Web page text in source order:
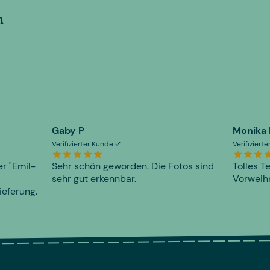
"Emil-
Gaby P
Verifizierter Kunde
Sehr schön geworden. Die Fotos sind
sehr gut erkennbar.
Monika
Tolles